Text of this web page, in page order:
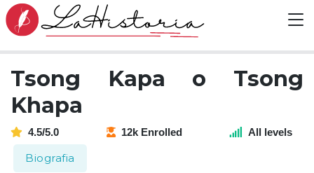
Tsong Kapa o Tsong
Khapa
4.5/5.0 12k Enrolled All levels
Biografia